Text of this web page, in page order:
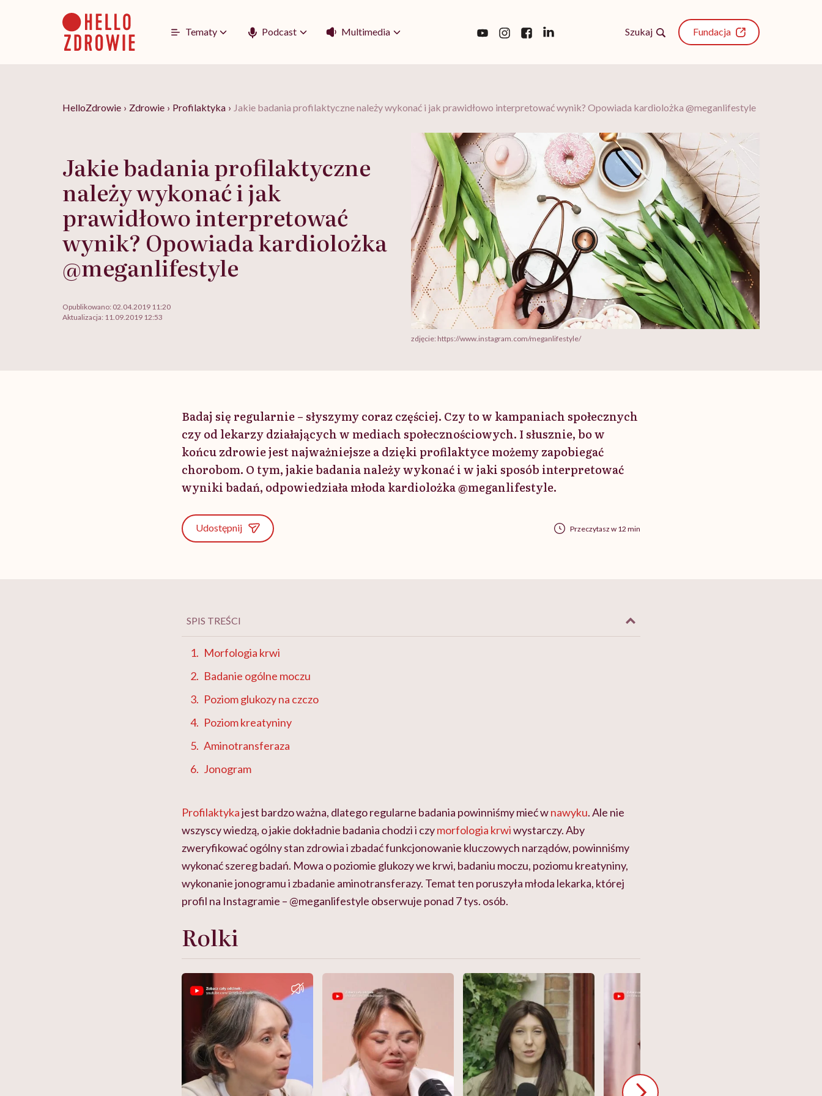
Tematy Podcast Multimedia Szukaj Fundacja
HelloZdrowie › Zdrowie › Profilaktyka › Jakie badania profilaktyczne należy wykonać i jak prawidłowo interpretować wynik? Opowiada kardiolożka @meganlifestyle
Jakie badania profilaktyczne
należy wykonać i jak
prawidłowo interpretować
wynik? Opowiada kardiolożka
@meganlifestyle
Opublikowano: 02.04.2019 11:20
Aktualizacja: 11.09.2019 12:53
zdjęcie: https://www.instagram.com/meganlifestyle/
Badaj się regularnie – słyszymy coraz częściej. Czy to w kampaniach społecznych
czy od lekarzy działających w mediach społecznościowych. I słusznie, bo w
końcu zdrowie jest najważniejsze a dzięki profilaktyce możemy zapobiegać
chorobom. O tym, jakie badania należy wykonać i w jaki sposób interpretować
wyniki badań, odpowiedziała młoda kardiolożka @meganlifestyle.
Udostępnij Przeczytasz w 12 min
SPIS TREŚCI
Morfologia krwi
Badanie ogólne moczu
Poziom glukozy na czczo
Poziom kreatyniny
Aminotransferaza
Jonogram
Profilaktykajest bardzo ważna, dlatego regularne badania powinniśmy mieć wnawyku. Ale nie
wszyscy wiedzą, o jakie dokładnie badania chodzi i czymorfologia krwiwystarczy. Aby
zweryfikować ogólny stan zdrowia i zbadać funkcjonowanie kluczowych narządów, powinniśmy
wykonać szereg badań. Mowa o poziomie glukozy we krwi, badaniu moczu, poziomu kreatyniny,
wykonanie jonogramu i zbadanie aminotransferazy. Temat ten poruszyła młoda lekarka, której
profil na Instagramie – @meganlifestyle obserwuje ponad 7 tys. osób.
Rolki